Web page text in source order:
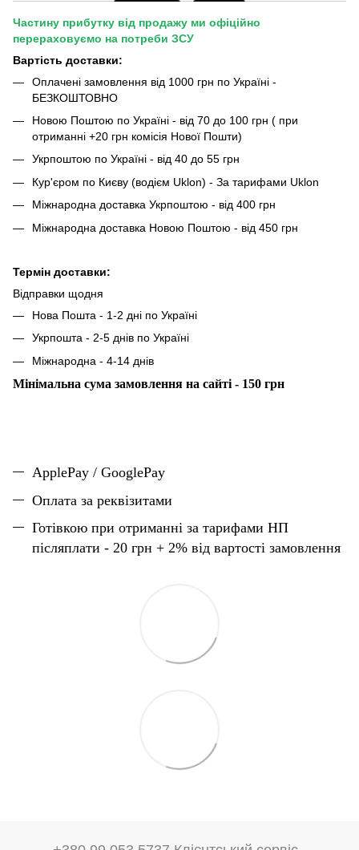
Частину прибутку від продажу ми офіційно
перераховуємо на потреби ЗСУ
Вартість доставки:
Оплачені замовлення від 1000 грн по Україні -
БЕЗКОШТОВНО
Новою Поштою по Україні - від 70 до 100 грн ( при
отриманні +20 грн комісія Нової Пошти)
Укрпоштою по Україні - від 40 до 55 грн
Кур'єром по Києву (водієм Uklon) - За тарифами Uklon
Міжнародна доставка Укрпоштою - від 400 грн
Міжнародна доставка Новою Поштою - від 450 грн
Термін доставки:
Відправки щодня
Нова Пошта - 1-2 дні по Україні
Укрпошта - 2-5 днів по Україні
Міжнародна - 4-14 днів
Мінімальна сума замовлення на сайті - 150 грн
ApplePay / GooglePay
Оплата за реквізитами
Готівкою при отриманні за тарифами НП
післяплати - 20 грн + 2% від вартості замовлення